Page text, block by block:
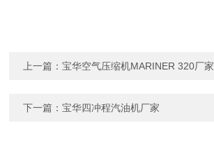
上一篇：宝华空气压缩机MARINER 320厂家
下一篇：宝华四冲程汽油机厂家